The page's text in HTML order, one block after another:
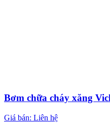
Bơm chữa cháy xăng
Giá bán: Liên hệ